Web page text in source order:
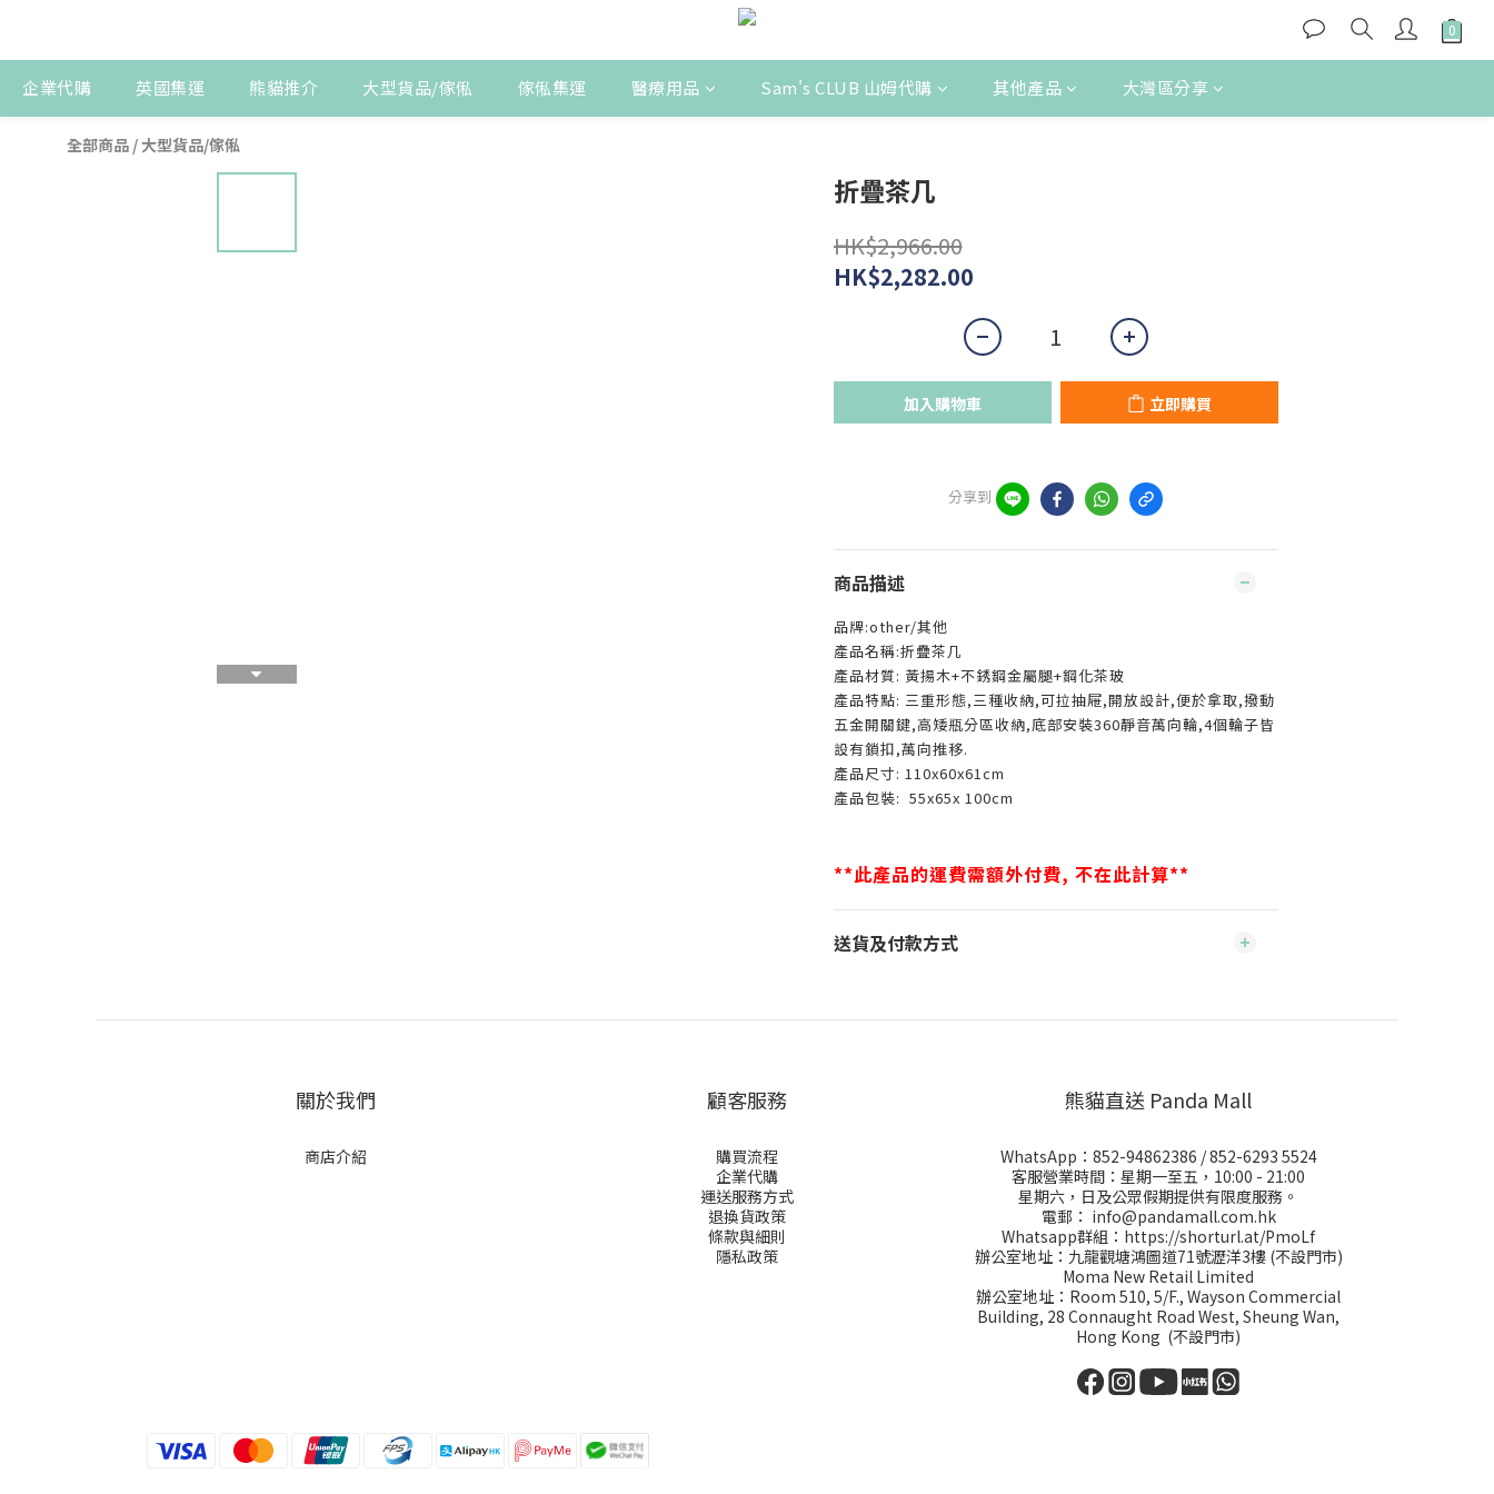
企業代購 英國集運 熊貓推介 大型貨品/傢俬 傢俬集運 醫療用品 Sam's CLUB 山姆代購 其他產品 大灣區分享
全部商品 /大型貨品/傢俬
折疊茶几
HK$2,966.00
HK$2,282.00
加入購物車 立即購買
分享到
商品描述
品牌:other/其他
產品名稱:折疊茶几
產品材質: 黃揚木+不銹鋼金屬腿+鋼化茶玻
產品特點: 三重形態,三種收納,可拉抽屜,開放設計,便於拿取,撥動
五金開關鍵,高矮瓶分區收納,底部安裝360靜音萬向輪,4個輪子皆
設有鎖扣,萬向推移.
產品尺寸: 110x60x61cm
產品包裝: 55x65x 100cm
**此產品的運費需額外付費, 不在此計算**
送貨及付款方式
關於我們
商店介紹
顧客服務
購買流程
企業代購
運送服務方式
退換貨政策
條款與細則
隱私政策
熊貓直送 Panda Mall
WhatsApp： 852-94862386 /852-6293 5524
客服營業時間：星期一至五，10:00 - 21:00
星期六，日及公眾假期提供有限度服務。
電郵： info@pandamall.com.hk
Whatsapp群組： https://shorturl.at/PmoLf
辦公室地址：九龍觀塘鴻圖道71號瀝洋3樓 (不設門市)
Moma New Retail Limited
辦公室地址：Room 510, 5/F., Wayson Commercial
Building, 28 Connaught Road West, Sheung Wan,
Hong Kong (不設門市)